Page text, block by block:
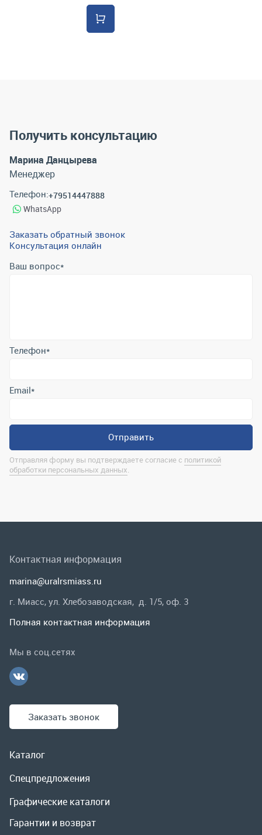
Получить консультацию
Марина Данцырева
Менеджер
Телефон:+79514447888
WhatsApp
Заказать обратный звонок
Консультация онлайн
Ваш вопрос*
Отправляя форму вы подтверждаете согласие с
Спецпредложения
Гарантии и возврат
Контактная информация
marina@uralrsmiass.ru
Заказать звонок